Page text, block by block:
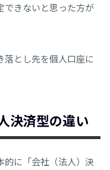
できないと思った方が
落とし先を個人口座に
決済型の違い
的に「会社（法人）決